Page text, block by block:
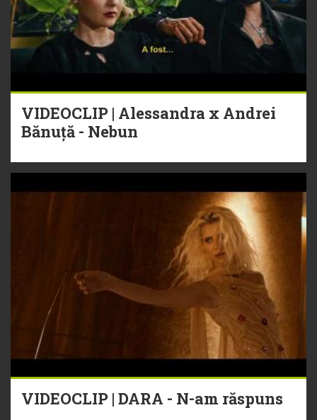
VIDEOCLIP | Alessandra x Andrei
Bănuță - Nebun
VIDEOCLIP | DARA - N-am răspuns